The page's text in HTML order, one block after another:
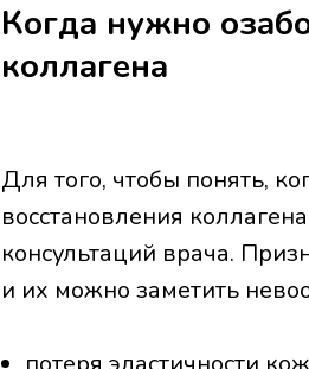
Когда нужно
коллагена
Для того, чтобы понять,
восстановления
консультаций врача.
и их можно заметить